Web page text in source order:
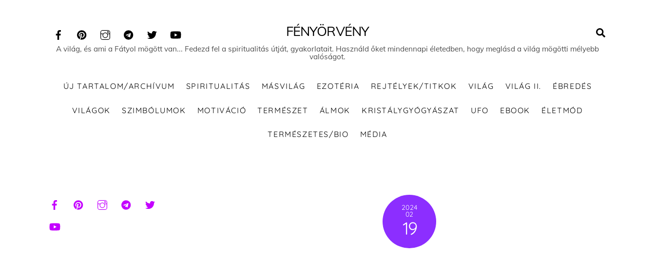
FÉNYÖRVÉNY
A világ, és ami a Fátyol mögött van... Fedezd fel a spiritualitás útját, gyakorlatait. Használd őket mindennapi életedben, hogy meglásd a világ mögötti mélyebb
valóságot.
ÚJ TARTALOM/ARCHÍVUM SPIRITUALITÁS MÁSVILÁG EZOTÉRIA REJTÉLYEK/TITKOK VILÁG VILÁG II. ÉBREDÉS
VILÁGOK SZIMBÓLUMOK MOTIVÁCIÓ TERMÉSZET ÁLMOK KRISTÁLYGYÓGYÁSZAT UFO EBOOK ÉLETMÓD
TERMÉSZETES/BIO MÉDIA
2024
02
19